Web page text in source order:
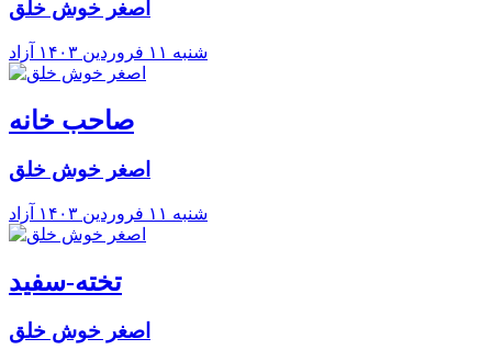
اصغر خوش خلق
شنبه ۱۱ فروردين ۱۴۰۳ آزاد
صاحب خانه
اصغر خوش خلق
شنبه ۱۱ فروردين ۱۴۰۳ آزاد
تخته-سفید
اصغر خوش خلق